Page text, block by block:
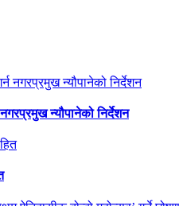
न्यौपानेको निर्देशन